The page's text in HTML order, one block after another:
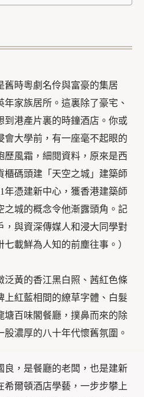
舊時粵劇名伶與富豪的集居
家族居所。這裏除了豪宅、
到港產片裏的時鐘酒店。你或
會大學前，有一座毫不起眼的
歷風霜，細閱資料，原來是西
櫃碼頭建「天空之城」建築師
年憑建新中心， 獲香港建築師
之城的概念令他漸露頭角 。記
，與資深傳媒人和浸大同學對
載鮮為人知的前塵往事。）
泛黃的香江黑白照、茜紅色條
紅藍相間的繚草字體、白髮
百味閣餐廳，撲鼻而來的除
濃厚的八十年代懷舊氛圍。
良，是餐廳的老闆，也是建新
希爾頓酒店學藝，一步步攀上